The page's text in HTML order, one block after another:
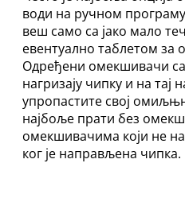
води на ручном
веш само са јако мало
евентуално таблетом
Одређени омекшивачи
нагризају чипку и на
упропастите свој
најбоље прати без
омекшивачима који не
ког је направљена чипка.